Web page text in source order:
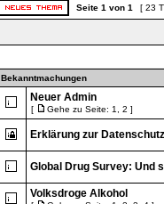
Seite 1 von 1 [ 23
Bekanntmachungen
Neuer Admin
[ Gehe zu Seite: 1 2 ]
Erklärung zur
Global Drug Survey: Und
Volksdroge Alkohol